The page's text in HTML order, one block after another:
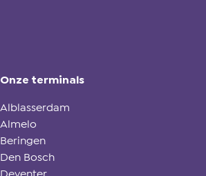
Onze terminals
Alblasserdam
Almelo
Beringen
Den Bosch